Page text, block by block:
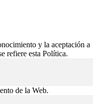
y la aceptación a
refiere esta Política.
de la Web.